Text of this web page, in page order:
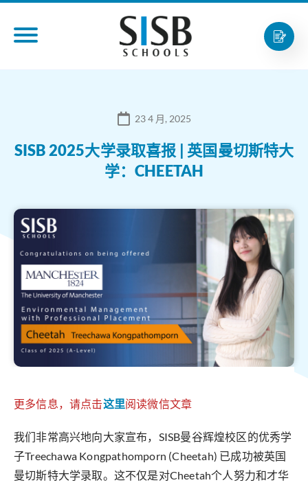
23 4 月, 2025
SISB 2025大学录取喜报 | 英国曼切斯特大
学：CHEETAH
更多信息，请点击这里阅读微信文章
我们非常高兴地向大家宣布，SISB曼谷辉煌校区的优秀学
子Treechawa Kongpathomporn (Cheetah) 已成功被英国
曼切斯特大学录取。这不仅是对Cheetah个人努力和才华